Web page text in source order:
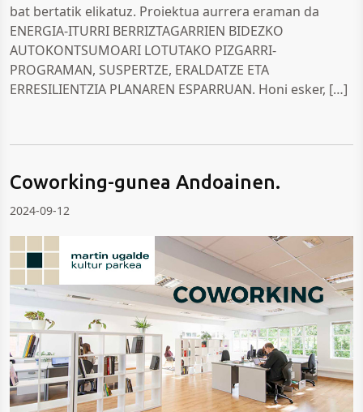
bat bertatik elikatuz. Proiektua aurrera eraman da
ENERGIA-ITURRI BERRIZTAGARRIEN BIDEZKO
AUTOKONTSUMOARI LOTUTAKO PIZGARRI-
PROGRAMAN, SUSPERTZE, ERALDATZE ETA
ERRESILIENTZIA PLANAREN ESPARRUAN. Honi esker, […]
Coworking-gunea Andoainen.
2024-09-12